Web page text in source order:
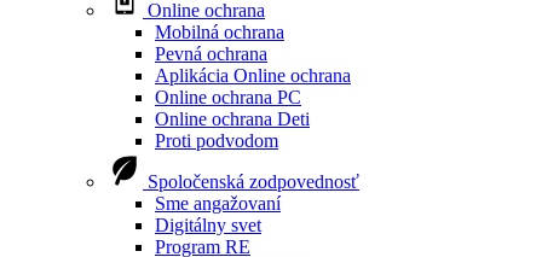
Online ochrana
Mobilná ochrana
Pevná ochrana
Aplikácia Online ochrana
Online ochrana PC
Online ochrana Deti
Proti podvodom
Spoločenská zodpovednosť
Sme angažovaní
Digitálny svet
Program RE